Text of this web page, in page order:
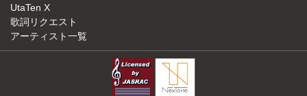
UtaTen X
歌詞リクエスト
アーティスト一覧